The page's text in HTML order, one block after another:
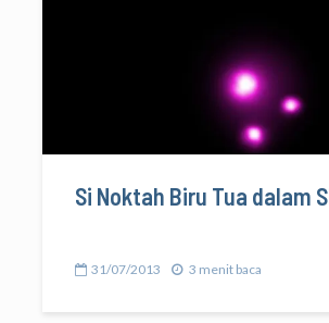
Si Noktah Biru Tua dalam
31/07/2013 3 menit baca